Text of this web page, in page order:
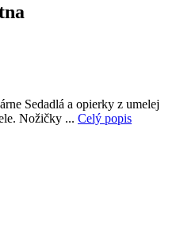
Sedadlá a opierky z umelej
Nožičky ... Celý popis